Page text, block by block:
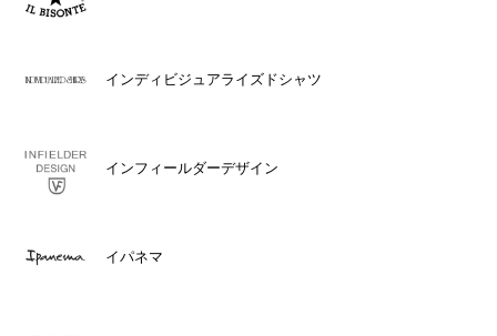
インディビジュアライズドシャツ
インフィールダーデザイン
イパネマ